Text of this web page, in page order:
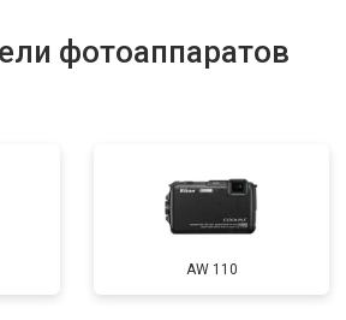
фотоаппаратов
AW 110